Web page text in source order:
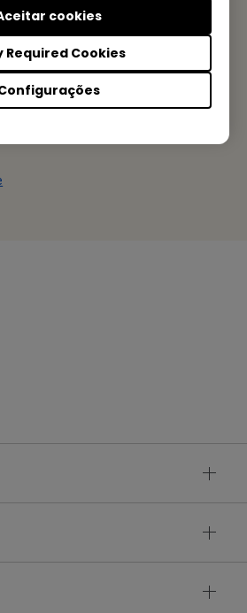
Required Cookies
cookies
Escritório Local
Importação e Exportação Ltda
- 7° Andar, Cerqueira Cesar, SAO